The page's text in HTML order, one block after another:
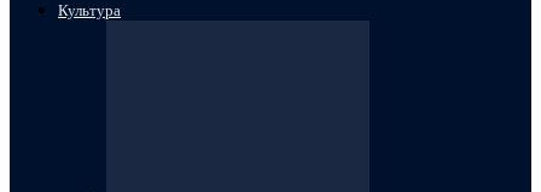
Культура